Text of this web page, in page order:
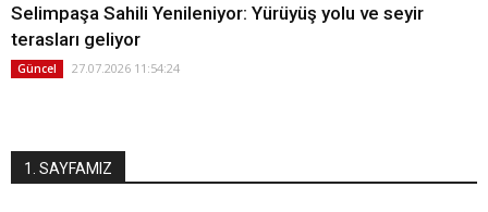
Selimpaşa Sahili Yenileniyor: Yürüyüş yolu ve seyir
terasları geliyor
Güncel 27.07.2026 11:54:24
1. SAYFAMIZ